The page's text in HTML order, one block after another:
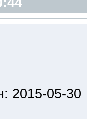
2015-05-30